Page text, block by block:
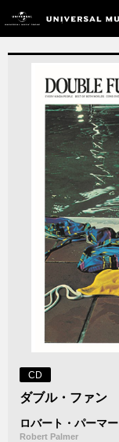
CD
ダブル・ファン
ロバート・パーマー
Robert Palmer